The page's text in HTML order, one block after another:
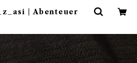
| Abenteuer